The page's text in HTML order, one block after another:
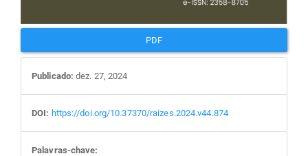
PDF
Publicado: dez. 27, 2024
DOI: https://doi.org/10.37370/raizes.2024.v44.874
Palavras-chave: